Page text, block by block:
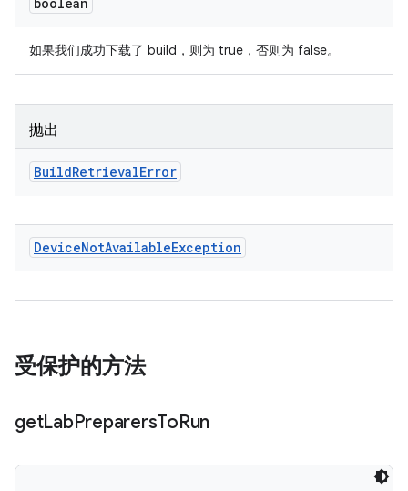
如果我们成功下载了 build，则为 true，否则为 false。
抛出
BuildRetrievalError
DeviceNotAvailableException
受保护的方法
getLabPreparersToRun